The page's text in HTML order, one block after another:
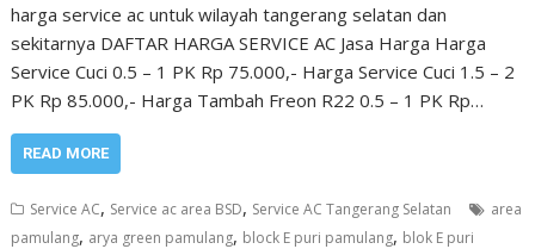
harga service ac untuk wilayah tangerang selatan dan
sekitarnya DAFTAR HARGA SERVICE AC Jasa Harga Harga
Service Cuci 0.5 – 1 PK Rp 75.000,- Harga Service Cuci 1.5 – 2
PK Rp 85.000,- Harga Tambah Freon R22 0.5 – 1 PK Rp…
READ MORE
Service AC, Service ac area BSD, Service AC Tangerang Selatan
area
pamulang, arya green pamulang, block E puri pamulang, blok E puri